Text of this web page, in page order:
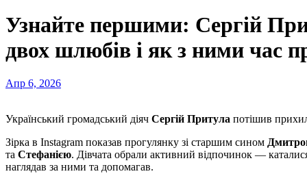
Узнайте першими: Сергій
двох шлюбів і як з ними час
Апр 6, 2026
Український громадський діяч Сергій Притула потішив
Зірка в Instagram показав прогулянку зі старшим сином
та Стефанією. Дівчата обрали активний відпочинок —
наглядав за ними та допомагав.